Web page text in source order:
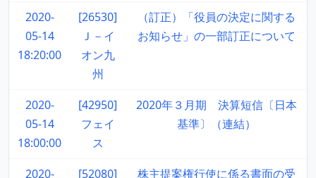
2020-
05-14
18:20:00
[26530]
Ｊ－イ
オン九
州
（訂正）「役員の決定に関する
お知らせ」の一部訂正について
2020-
05-14
18:00:00
[42950]
フェイ
ス
2020年３月期 決算短信〔日本
基準〕（連結）
2020-
[52080]
株主提案権行使に係る書面の受